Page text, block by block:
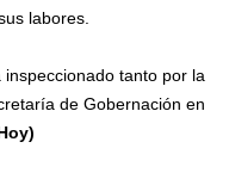
labores.
tanto por la
de Gobernación en